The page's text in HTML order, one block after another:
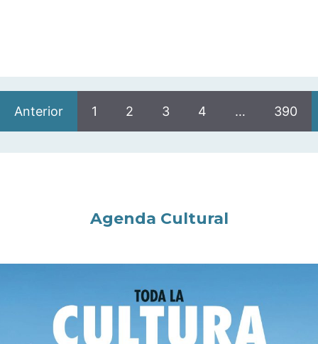
Anterior 1 2 3 4 … 390
Agenda Cultural